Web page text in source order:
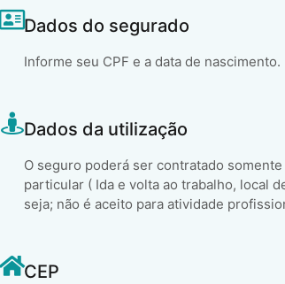
Dados do segurado
Informe seu CPF e a data de nascimento.
Dados da utilização
O seguro poderá ser contratado
particular ( Ida e volta ao trabalho, local
seja; não é aceito para atividade
CEP